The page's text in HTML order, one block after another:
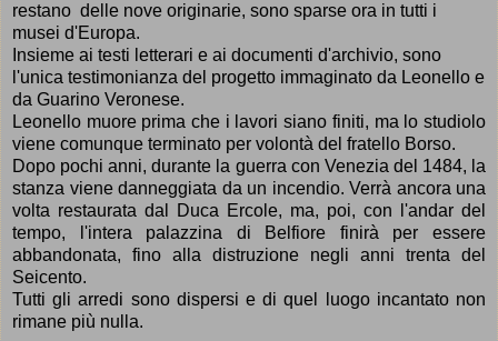
restano delle nove originarie, sono sparse ora in tutti i
musei d'Europa.
nsieme ai testi letterari e ai documenti d'archivio, sono
l'unica testimonianza del progetto immaginato da Leonello e
da Guarino Veronese.
Leonello muore prima che i lavori siano finiti, ma lo studiolo
viene comunque terminato per volontà del fratello Borso.
Dopo pochi anni,durante la guerra con Venezia del 1484, la
stanza viene danneggiata da un incendio. Verrà ancora una
volta restaurata dal Duca Ercole, ma, poi, con l'andar del
tempo, l'intera palazzina di Belfiore finirà per essere
abbandonata, fino alla distruzione negli anni trenta del
Seicento.
Tutti gli arredi sono dispersi e di quel luogo incantato non
rimane più nulla.